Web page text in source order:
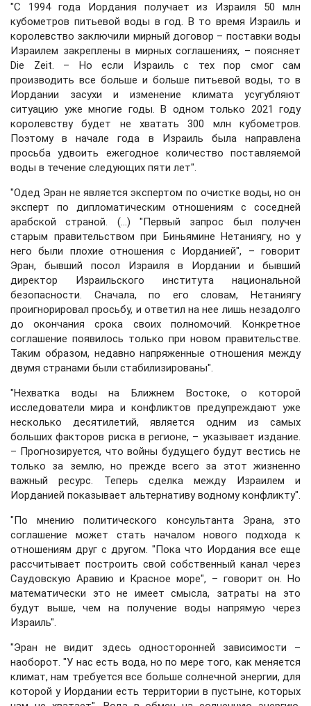
"С 1994 года Иордания получает из Израиля 50 млн
кубометров питьевой воды в год. В то время Израиль и
королевство заключили мирный договор – поставки воды
Израилем закреплены в мирных соглашениях, – поясняет
Die Zeit. – Но если Израиль с тех пор смог сам
производить все больше и больше питьевой воды, то в
Иордании засухи и изменение климата усугубляют
ситуацию уже многие годы. В одном только 2021 году
королевству будет не хватать 300 млн кубометров.
Поэтому в начале года в Израиль была направлена
просьба удвоить ежегодное количество поставляемой
воды в течение следующих пяти лет".
"Одед Эран не является экспертом по очистке воды, но он
эксперт по дипломатическим отношениям с соседней
арабской страной. (...) "Первый запрос был получен
старым правительством при Биньямине Нетаниягу, но у
него были плохие отношения с Иорданией", – говорит
Эран, бывший посол Израиля в Иордании и бывший
директор Израильского института национальной
безопасности. Сначала, по его словам, Нетаниягу
проигнорировал просьбу, и ответил на нее лишь незадолго
до окончания срока своих полномочий. Конкретное
соглашение появилось только при новом правительстве.
Таким образом, недавно напряженные отношения между
двумя странами были стабилизированы".
"Нехватка воды на Ближнем Востоке, о которой
исследователи мира и конфликтов предупреждают уже
несколько десятилетий, является одним из самых
больших факторов риска в регионе, – указывает издание.
– Прогнозируется, что войны будущего будут вестись не
только за землю, но прежде всего за этот жизненно
важный ресурс. Теперь сделка между Израилем и
Иорданией показывает альтернативу водному конфликту".
"По мнению политического консультанта Эрана, это
соглашение может стать началом нового подхода к
отношениям друг с другом. "Пока что Иордания все еще
рассчитывает построить свой собственный канал через
Саудовскую Аравию и Красное море", – говорит он. Но
математически это не имеет смысла, затраты на это
будут выше, чем на получение воды напрямую через
Израиль".
"Эран не видит здесь односторонней зависимости –
наоборот. "У нас есть вода, но по мере того, как меняется
климат, нам требуется все больше солнечной энергии, для
которой у Иордании есть территории в пустыне, которых